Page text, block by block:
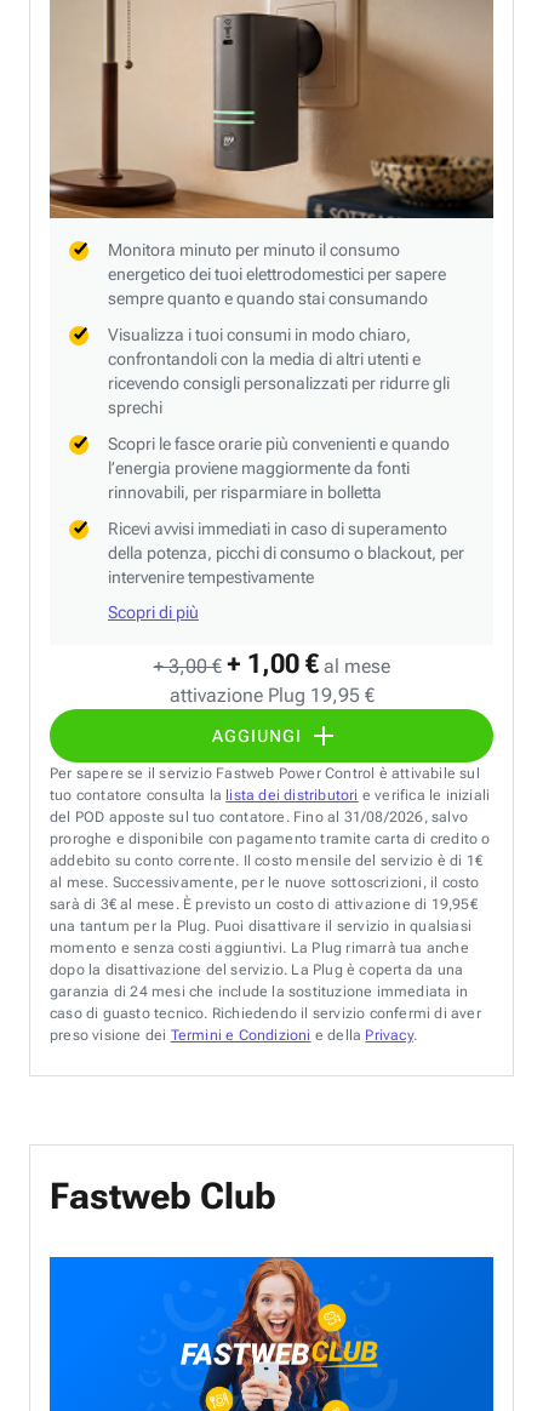
+ 3,00 € + 1,00 € al mese
attivazione Plug 19,95 €
AGGIUNGI
Monitora minuto per minuto il consumo
energetico dei tuoi elettrodomestici per sapere
sempre quanto e quando stai consumando
Visualizza i tuoi consumi in modo chiaro,
confrontandoli con la media di altri utenti e
ricevendo consigli personalizzati per ridurre gli
sprechi
Scopri le fasce orarie più convenienti e quando
l’energia proviene maggiormente da fonti
rinnovabili, per risparmiare in bolletta
Ricevi avvisi immediati in caso di superamento
della potenza, picchi di consumo o blackout, per
intervenire tempestivamente
Scopri di più
Per sapere se il servizio Fastweb Power Control è attivabile sul
tuo contatore consulta la lista dei distributori e verifica le iniziali
del POD apposte sul tuo contatore. Fino al 31/08/2026, salvo
proroghe e disponibile con pagamento tramite carta di credito o
addebito su conto corrente. Il costo mensile del servizio è di 1€
al mese. Successivamente, per le nuove sottoscrizioni, il costo
sarà di 3€ al mese. È previsto un costo di attivazione di 19,95€
una tantum per la Plug. Puoi disattivare il servizio in qualsiasi
momento e senza costi aggiuntivi. La Plug rimarrà tua anche
dopo la disattivazione del servizio. La Plug è coperta da una
garanzia di 24 mesi che include la sostituzione immediata in
caso di guasto tecnico. Richiedendo il servizio confermi di aver
preso visione dei Termini e Condizioni e della Privacy.
Fastweb Club